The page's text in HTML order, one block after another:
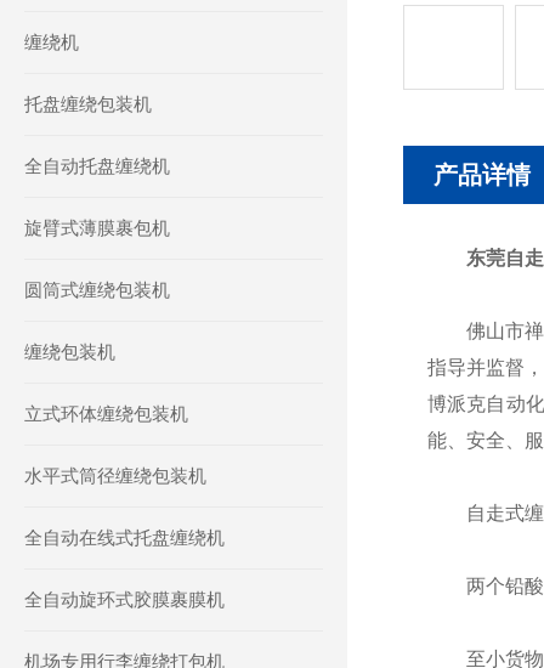
缠绕机
托盘缠绕包装机
全自动托盘缠绕机
旋臂式薄膜裹包机
圆筒式缠绕包装机
缠绕包装机
立式环体缠绕包装机
水平式筒径缠绕包装机
全自动在线式托盘缠绕机
全自动旋环式胶膜裹膜机
机场专用行李缠绕打包机
产品详情
东莞自
佛山市禅城
指导并监督
博派克自动
能、安全、
自走式缠
两个铅酸
至小货物